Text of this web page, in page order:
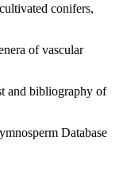
conifers,
of vascular
and bibliography of
Database